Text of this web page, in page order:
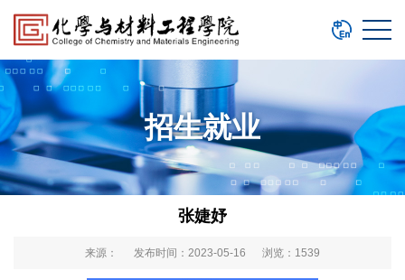
招生就业
张婕妤
来源： 发布时间：2023-05-16 浏览： 1539